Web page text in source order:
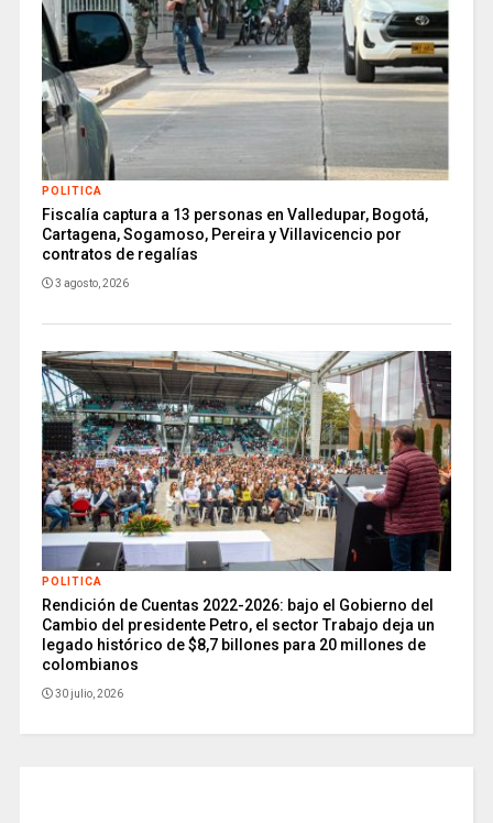
POLITICA
Fiscalía captura a 13 personas en Valledupar, Bogotá,
Cartagena, Sogamoso, Pereira y Villavicencio por
contratos de regalías
3 agosto, 2026
POLITICA
Rendición de Cuentas 2022-2026: bajo el Gobierno del
Cambio del presidente Petro, el sector Trabajo deja un
legado histórico de $8,7 billones para 20 millones de
colombianos
30 julio, 2026